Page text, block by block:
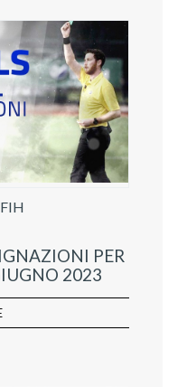
PER
2023